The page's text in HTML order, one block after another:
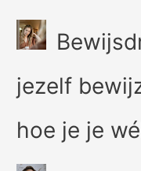
jezelf
hoe je je